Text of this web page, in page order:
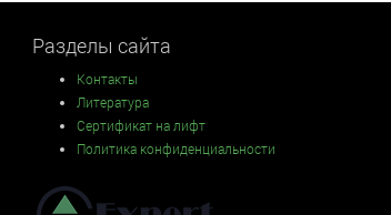
Разделы сайта
Контакты
Литература
Сертификат на лифт
Политика конфиденциальности